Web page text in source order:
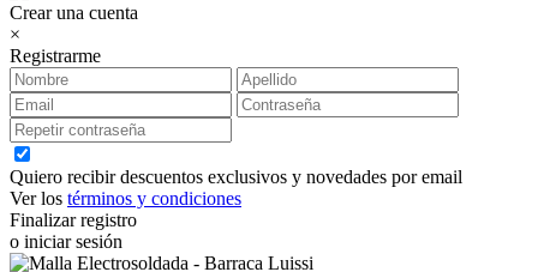
Crear una cuenta
×
Registrarme
Quiero recibir descuentos exclusivos y novedades por email
Ver los términos y condiciones
Finalizar registro
o iniciar sesión